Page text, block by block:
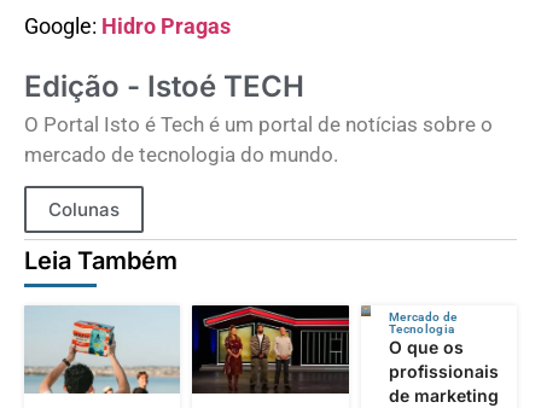
Google: Hidro Pragas
Edição - Istoé TECH
O Portal Isto é Tech é um portal de notícias sobre o
mercado de tecnologia do mundo.
Colunas
Leia Também
Mercado de
Tecnologia
O que os
profissionais
de marketing